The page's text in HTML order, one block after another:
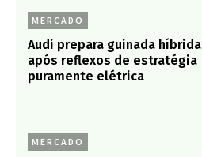
MERCADO
Audi prepara guinada híbrida
após reflexos de estratégia
puramente elétrica
MERCADO